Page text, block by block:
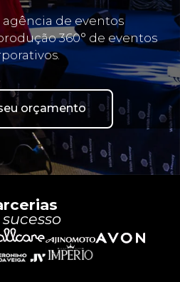
agência de eventos
360° de eventos
orçamento